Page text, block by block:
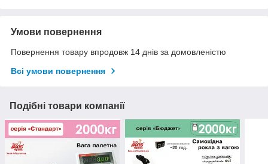
Умови повернення
Повернення товару впродовж 14 днів за домовленістю
Всі умови повернення
Подібні товари компанії